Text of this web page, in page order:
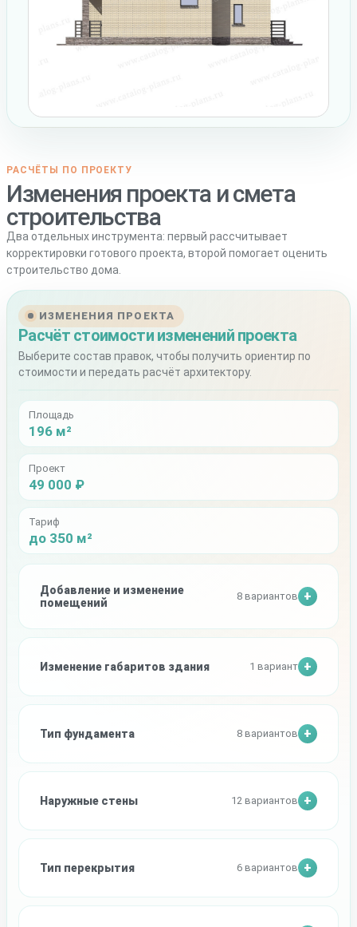
РАСЧЁТЫ ПО ПРОЕКТУ
Изменения проекта и смета
строительства
Два отдельных инструмента: первый рассчитывает
корректировки готового проекта, второй помогает оценить
строительство дома.
ИЗМЕНЕНИЯ ПРОЕКТА
Расчёт стоимости изменений проекта
Выберите состав правок, чтобы получить ориентир по
стоимости и передать расчёт архитектору.
Площадь
196 м²
Проект
49 000 ₽
Тариф
до 350 м²
Добавление и изменение
помещений
8 вариантов
Изменение габаритов здания 1 вариант
Тип фундамента 8 вариантов
Наружные стены 12 вариантов
Тип перекрытия 6 вариантов